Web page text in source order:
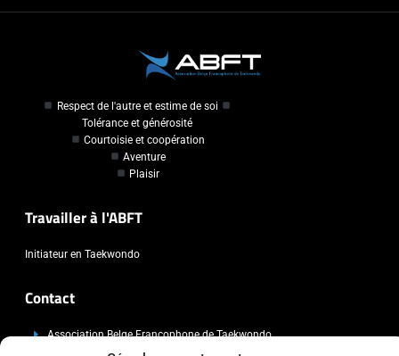
Respect de l'autre et estime de soi
Tolérance et générosité
Courtoisie et coopération
Aventure
Plaisir
Travailler à l'ABFT
Initiateur en Taekwondo
Contact
Association Belge Francophone de Taekwondo